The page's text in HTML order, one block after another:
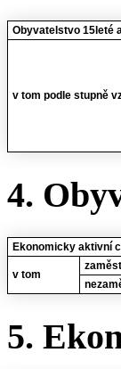
Obyvatelstvo 15leté
v tom podle stupně
4.
Ekonomicky aktivní
v tom
5.